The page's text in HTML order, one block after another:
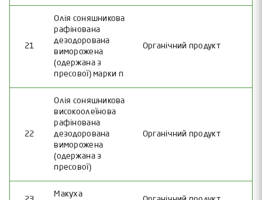
21
Олія соняшникова
рафінована
дезодорована
виморожена
(одержана з
пресової) марки п
Органічний продукт
22
Олія соняшникова
високоолеїнова
рафінована
дезодорована
виморожена
(одержана з
пресової)
Органічний продукт
Макуха